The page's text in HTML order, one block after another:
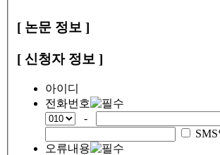
[ 논문 정보 ]
[ 신청자 정보 ]
아이디
전화번호
-
오류내용